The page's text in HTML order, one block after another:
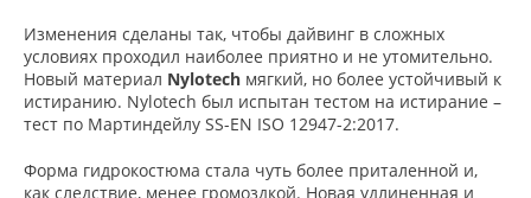
Изменения сделаны так, чтобы дайвинг в сложных
условиях проходил наиболее приятно и не утомительно.
Новый материал Nylotech мягкий, но более устойчивый к
истиранию. Nylotech был испытан тестом на истирание –
тест по Мартиндейлу SS-EN ISO 12947-2:2017.
Форма гидрокостюма стала чуть более приталенной и,
как следствие, менее громоздкой. Новая удлиненная и